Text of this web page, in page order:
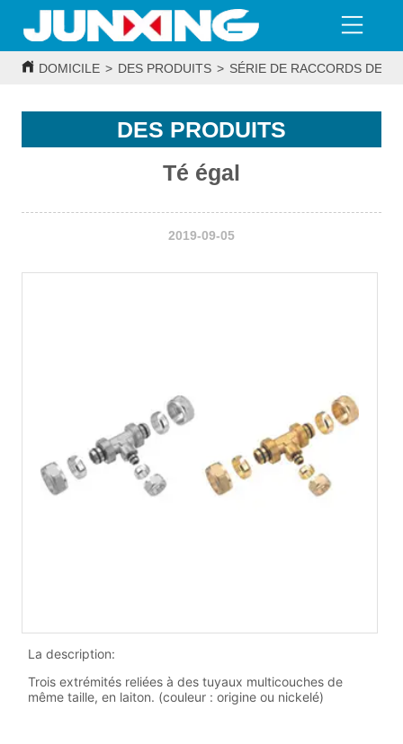
DOMICILE > DES PRODUITS > SÉRIE DE RACCORDS DE
DES PRODUITS
Té égal
2019-09-05